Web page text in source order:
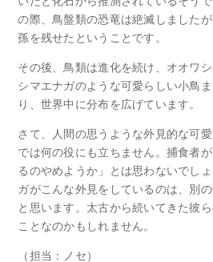
の際、鳥盤類の恐竜は絶滅しました
孫を残せたということです。
その後、鳥類は進化を続け、オオワ
シマエナガのような可愛らしい小鳥
り、世界中に分布を広げています。
さて、人間の思うような外見的な可
では何の役にも立ちません。捕食者
るのやめようか」とは思わないでし
ガがこんな外見をしているのは、別
と思います。太古から続いてきた彼
ことなのかもしれません。
（担当：ノセ）